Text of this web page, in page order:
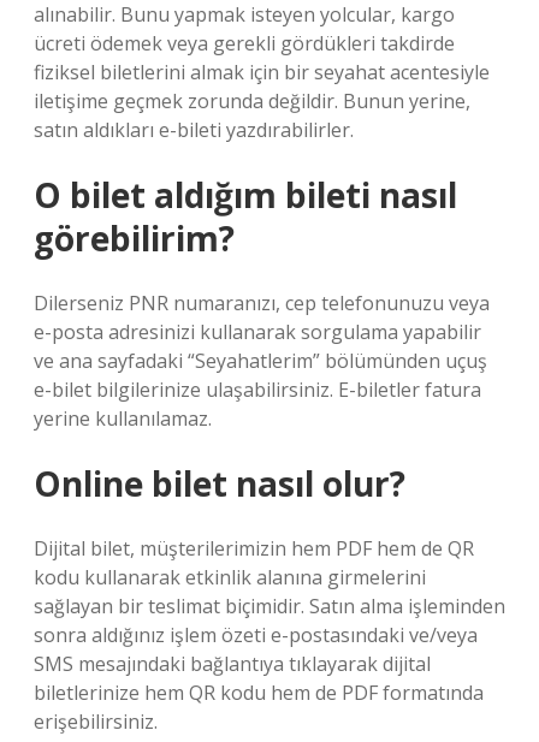
alınabilir. Bunu yapmak isteyen yolcular, kargo
ücreti ödemek veya gerekli gördükleri takdirde
fiziksel biletlerini almak için bir seyahat acentesiyle
iletişime geçmek zorunda değildir. Bunun yerine,
satın aldıkları e-bileti yazdırabilirler.
O bilet aldığım bileti nasıl
görebilirim?
Dilerseniz PNR numaranızı, cep telefonunuzu veya
e-posta adresinizi kullanarak sorgulama yapabilir
ve ana sayfadaki “Seyahatlerim” bölümünden uçuş
e-bilet bilgilerinize ulaşabilirsiniz. E-biletler fatura
yerine kullanılamaz.
Online bilet nasıl olur?
Dijital bilet, müşterilerimizin hem PDF hem de QR
kodu kullanarak etkinlik alanına girmelerini
sağlayan bir teslimat biçimidir. Satın alma işleminden
sonra aldığınız işlem özeti e-postasındaki ve/veya
SMS mesajındaki bağlantıya tıklayarak dijital
biletlerinize hem QR kodu hem de PDF formatında
erişebilirsiniz.